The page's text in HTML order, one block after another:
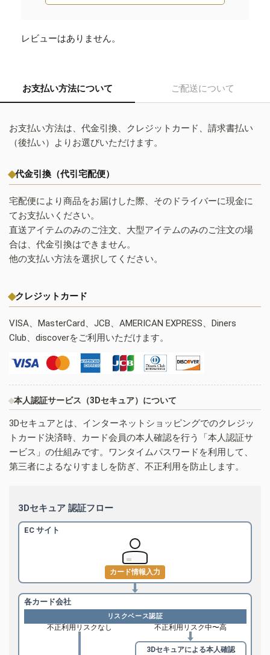
レビューはありません。
お支払い方法について ご配送について
お支払い方法は、代金引換、クレジットカード、請求書払い
（後払い）よりお選びいただけます。
代金引換（代引宅配便）
宅配便により商品をお届けした際、そのドライバーに現金に
てお支払いください。
直送アイテムのみのご注文、大型アイテムのみのご注文の場
合は、代金引換はできません。
他の支払い方法を選択してください。
クレジットカード
VISA、MasterCard、JCB、AMERICAN EXPRESS、Diners
Club、discoverをご利用いただけます。
本人認証サービス（3Dセキュア）について
3Dセキュアとは、インターネットショッピングでのクレジッ
トカード決済時、カード会員の本人確認を行う「本人認証サ
ービス」の仕組みです。ワンタイムパスワードを利用して、
第三者によるなりすましを防ぎ、不正利用を防止します。
3Dセキュア 認証フロー
EC サイト
カード情報入力
各カード会社
リスクベース認証
不正利用リスクなし 不正利用リスク中〜高
3Dセキュアによる本人確認